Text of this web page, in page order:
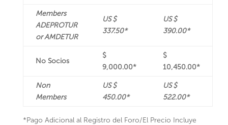
Members
ADEPROTUR
or AMDETUR
US $
337.50*
US $
390.00*
No Socios
$
9,000.00*
$
10,450.00*
Non
Members
US $
450.00*
US $
522.00*
*Pago Adicional al Registro del Foro/El Precio Incluye